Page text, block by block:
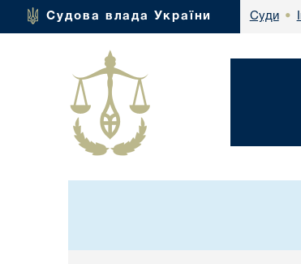
Судова влада України Суди •